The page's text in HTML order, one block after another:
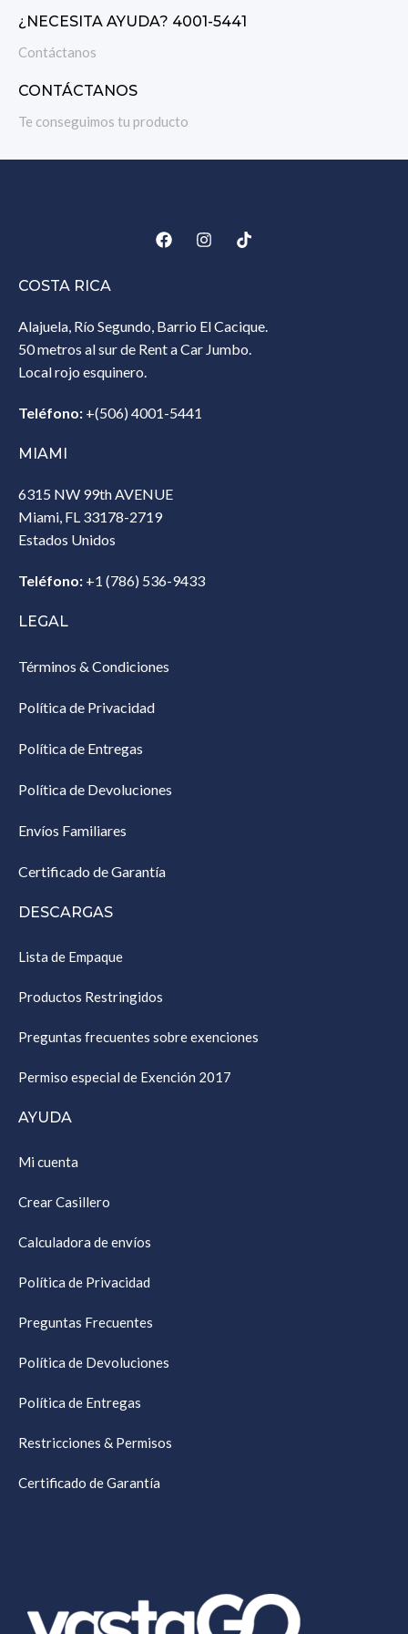
¿NECESITA AYUDA? 4001-5441
Contáctanos
CONTÁCTANOS
Te conseguimos tu producto
COSTA RICA
Alajuela, Río Segundo, Barrio El Cacique.
50 metros al sur de Rent a Car Jumbo.
Local rojo esquinero.
Teléfono: +(506) 4001-5441
MIAMI
6315 NW 99th AVENUE
Miami, FL 33178-2719
Estados Unidos‎
Teléfono: +1 (786) 536-9433‎
LEGAL
Términos & Condiciones
Política de Privacidad
Política de Entregas
Política de Devoluciones
Envíos Familiares
Certificado de Garantía
DESCARGAS
Lista de Empaque
Productos Restringidos
Preguntas frecuentes sobre exenciones
Permiso especial de Exención 2017
AYUDA
Mi cuenta
Crear Casillero
Calculadora de envíos
Política de Privacidad
Preguntas Frecuentes
Política de Devoluciones
Política de Entregas
Restricciones & Permisos
Certificado de Garantía